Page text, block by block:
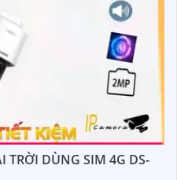
TRỜI DÙNG SIM 4G DS-